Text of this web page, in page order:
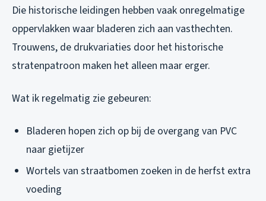
Die historische leidingen hebben vaak onregelmatige
oppervlakken waar bladeren zich aan vasthechten.
Trouwens, de drukvariaties door het historische
stratenpatroon maken het alleen maar erger.
Wat ik regelmatig zie gebeuren:
Bladeren hopen zich op bij de overgang van PVC
naar gietijzer
Wortels van straatbomen zoeken in de herfst extra
voeding